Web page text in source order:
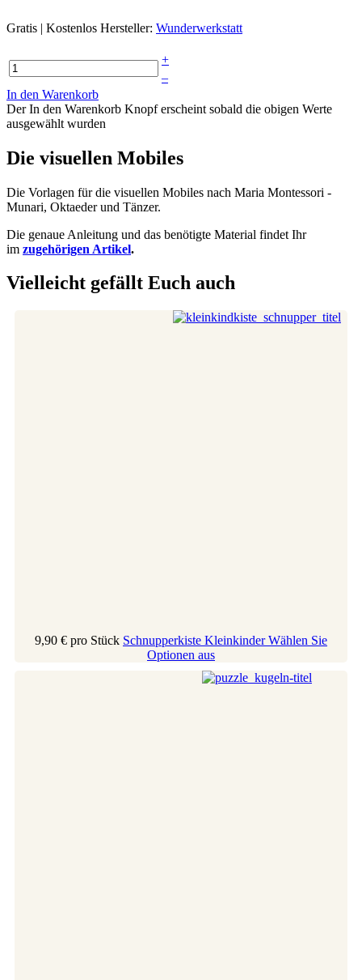
Gratis | Kostenlos Hersteller: Wunderwerkstatt
+
–
In den Warenkorb
Der In den Warenkorb Knopf erscheint sobald die obigen Werte
ausgewählt wurden
Die visuellen Mobiles
Die Vorlagen für die visuellen Mobiles nach Maria Montessori -
Munari, Oktaeder und Tänzer.
Die genaue Anleitung und das benötigte Material findet Ihr
im zugehörigen Artikel.
Vielleicht gefällt Euch auch
9,90 € pro Stück Schnupperkiste KleinkinderWählen Sie
Optionen aus